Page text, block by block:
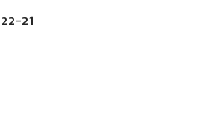
21
: RÉSEAU FRANCE